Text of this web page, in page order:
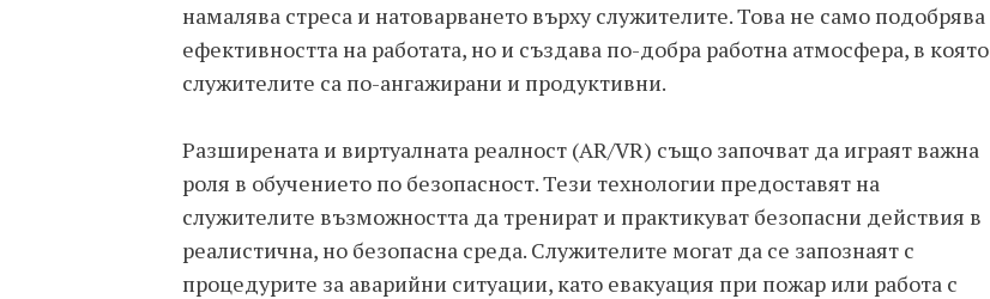
намалява стреса и натоварването върху служителите. Това не само подобрява
ефективността на работата, но и създава по-добра работна атмосфера, в която
служителите са по-ангажирани и продуктивни.
Разширената и виртуалната реалност (AR/VR) също започват да играят важна
роля в обучението по безопасност. Тези технологии предоставят на
служителите възможността да тренират и практикуват безопасни действия в
реалистична, но безопасна среда. Служителите могат да се запознаят с
процедурите за аварийни ситуации, като евакуация при пожар или работа с